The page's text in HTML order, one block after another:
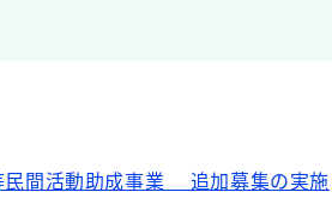
民間活動助成事業 追加募集の実施